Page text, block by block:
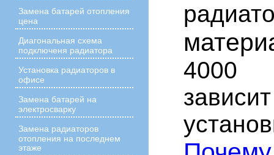
Замена батарей отопления
цена
Диагональная схема
подключеня радиатора
Установка радиаторов в
офисе
Замена батарей на
электросварку
Замена радиаторов
отопления на последнем
этаже
4000